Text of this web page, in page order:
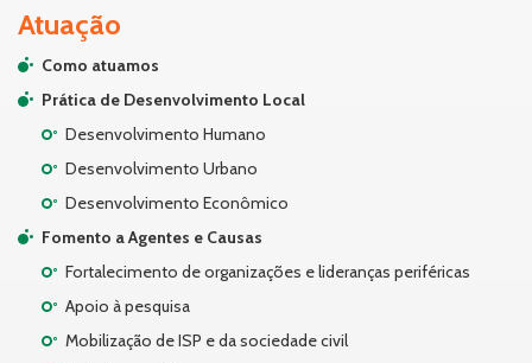
Atuação
Como atuamos
Prática de Desenvolvimento Local
Desenvolvimento Humano
Desenvolvimento Urbano
Desenvolvimento Econômico
Fomento a Agentes e Causas
Fortalecimento de organizações e lideranças periféricas
Apoio à pesquisa
Mobilização de ISP e da sociedade civil